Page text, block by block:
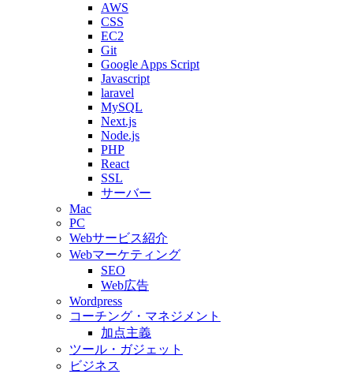
AWS
CSS
EC2
Git
Google Apps Script
Javascript
laravel
MySQL
Next.js
Node.js
PHP
React
SSL
サーバー
Mac
PC
Webサービス紹介
Webマーケティング
SEO
Web広告
Wordpress
コーチング・マネジメント
加点主義
ツール・ガジェット
ビジネス